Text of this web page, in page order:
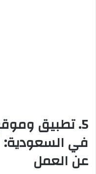
في السعودية:
عن العمل